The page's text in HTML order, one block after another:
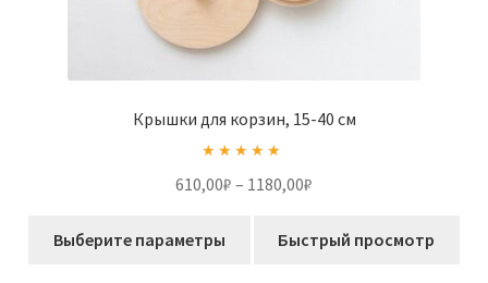
Крышки для корзин, 15-40 см
610,00₽ – 1180,00₽
610,00₽
Выберите параметры Быстрый просмотр